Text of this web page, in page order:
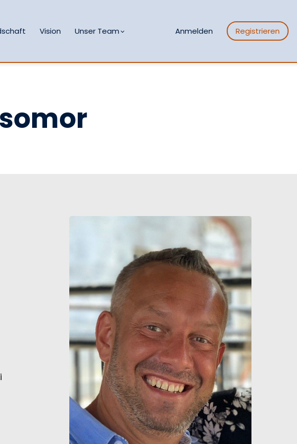
Vision Unser Team Anmelden Registrieren